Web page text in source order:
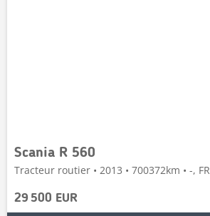
Scania R 560
Tracteur routier • 2013 • 700372km • -, FR
29 500 EUR